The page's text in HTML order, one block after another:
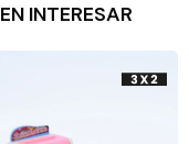
INTERESAR